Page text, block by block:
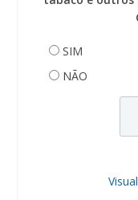
SIM
NÃO